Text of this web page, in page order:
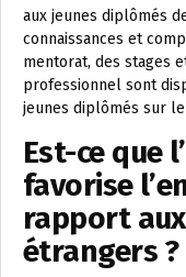
aux jeunes diplômés
connaissances et
mentorat, des stages
professionnel sont
jeunes diplômés sur le
Est-ce que
favorise
rapport
étrangers ?